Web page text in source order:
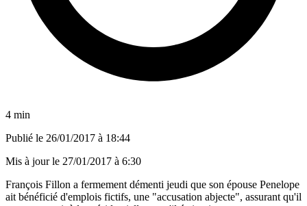
4 min
Publié le 26/01/2017 à 18:44
Mis à jour le 27/01/2017 à 6:30
François Fillon a fermement démenti jeudi que son épouse Penelope
ait bénéficié d'emplois fictifs, une "accusation abjecte", assurant qu'il